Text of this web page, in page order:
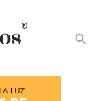
®
search